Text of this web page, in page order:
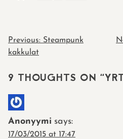
POST
NAVIGATION
Previous: Steampunk
kakkulat
9 THOUGHTS ON “
Anonyymi says:
17/03/2015 at 17:47